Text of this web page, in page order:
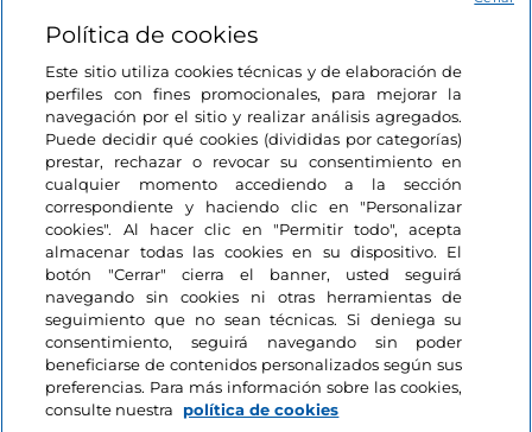
Estamos en contacto
Política de cookies
Este sitio utiliza cookies técnicas y de elaboración de
perfiles con fines promocionales, para mejorar la
navegación por el sitio y realizar análisis agregados.
Puede decidir qué cookies (divididas por categorías)
prestar, rechazar o revocar su consentimiento en
cualquier momento accediendo a la sección
correspondiente y haciendo clic en "Personalizar
cookies". Al hacer clic en "Permitir todo", acepta
almacenar todas las cookies en su dispositivo. El
botón "Cerrar" cierra el banner, usted seguirá
navegando sin cookies ni otras herramientas de
seguimiento que no sean técnicas. Si deniega su
consentimiento, seguirá navegando sin poder
beneficiarse de contenidos personalizados según sus
preferencias. Para más información sobre las cookies,
consulte nuestra
política de cookies